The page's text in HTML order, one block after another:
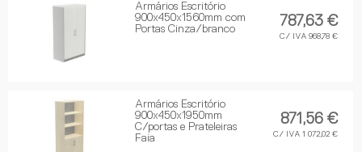
Armários Escritório
900x450x1560mm com
Portas Cinza/branco
787,63 €
C/ IVA 968,78 €
Armários Escritório
900x450x1950mm
C/portas e Prateleiras
Faia
871,56 €
C/ IVA 1 072,02 €